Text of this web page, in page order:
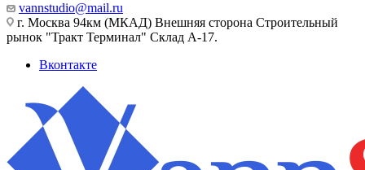
vannstudio@mail.ru
г. Москва 94км (МКАД) Внешняя сторона Строительный
рынок "Тракт Терминал" Склад А-17.
Вконтакте